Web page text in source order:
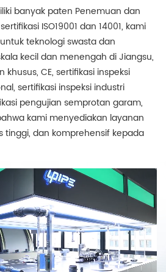
banyak paten Penemuan dan
ISO19001 dan 14001, kami
teknologi swasta dan
kecil dan menengah di Jiangsu,
CE, sertifikasi inspeksi
sertifikasi inspeksi industri
pengujian semprotan garam,
kami menyediakan layanan
tinggi, dan komprehensif kepada